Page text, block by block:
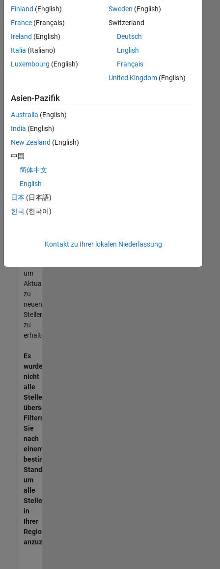
Suchkriterien
weiter
fassen
oder
alle
Stellenangebote
anzeigen .
noch
keine
offenen
Stellen
können,
die
Ihren
entsprechen,
werden
unseres
um
Aktualisierungen
zu
neuen
Stellenangeboten
zu
erhalten.
Es
wurden
nicht
alle
Stellen
übersetzt.
Filtern
Sie
nach
einem
bestimmten
Standort,
um
alle
Stellenangebote
in
Ihrer
Region
anzuzeigen.
Finland (English)
France (Français)
Ireland (English)
Italia (Italiano)
Luxembourg (English)
Sweden (English)
Switzerland
Deutsch
English
Français
United Kingdom(English)
Asien-Pazifik
Australia (English)
India (English)
New Zealand (English)
中国
简体中文
English
日本 (日本語)
한국 (한국어)
Kontakt zu Ihrer lokalen Niederlassung